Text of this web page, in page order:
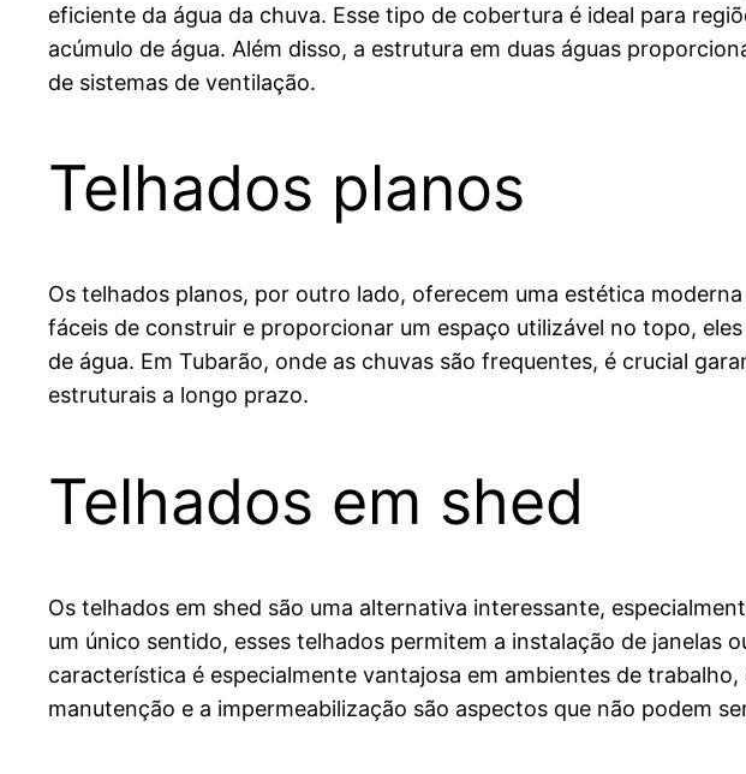
eficiente da água da chuva. Esse tipo de cobertura é ideal para
acúmulo de água. Além disso, a estrutura em duas águas
de sistemas de ventilação.
Telhados planos
Os telhados planos, por outro lado, oferecem uma estética
fáceis de construir e proporcionar um espaço utilizável no topo,
de água. Em Tubarão, onde as chuvas são frequentes, é crucial
estruturais a longo prazo.
Telhados em shed
Os telhados em shed são uma alternativa interessante,
um único sentido, esses telhados permitem a instalação de janelas
característica é especialmente vantajosa em ambientes de
manutenção e a impermeabilização são aspectos que não podem